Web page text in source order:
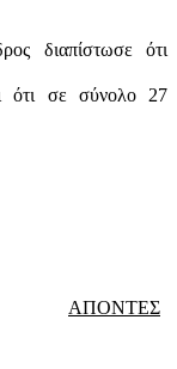
διαπίστωσε ότι
ότι σε σύνολο 27
ΑΠΟΝΤΕΣ